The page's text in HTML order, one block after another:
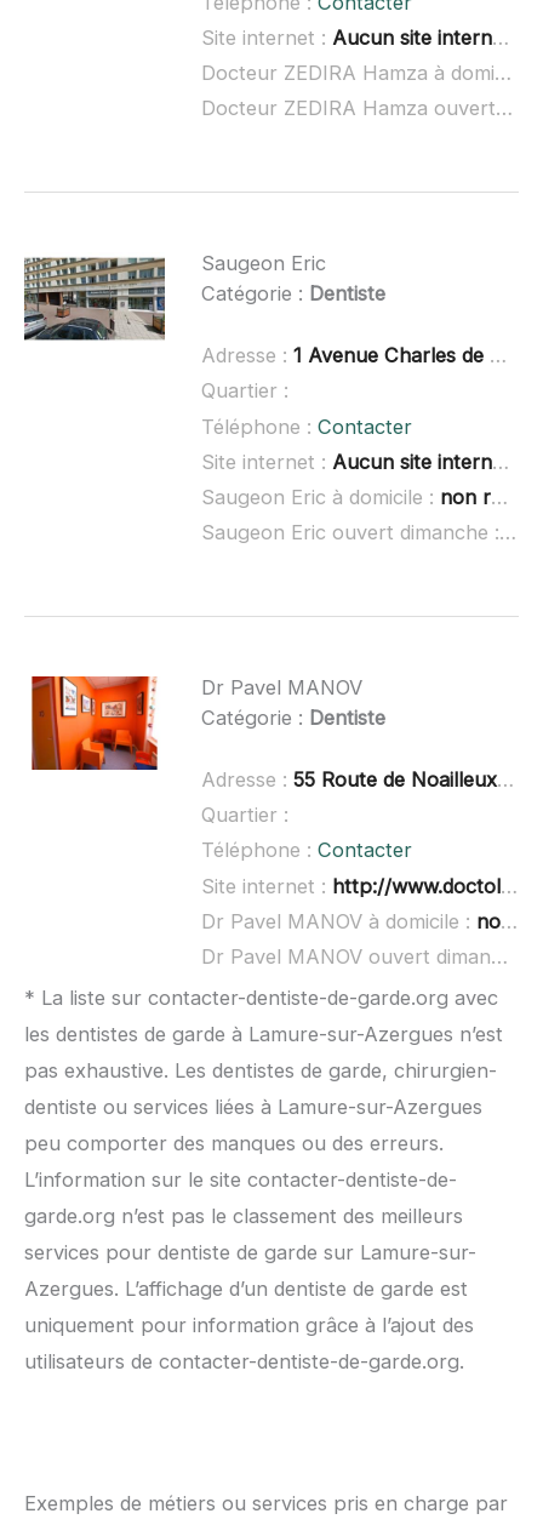
Site internet : Aucun site internet connu
Docteur ZEDIRA Hamza à domicile :
Docteur ZEDIRA Hamza ouvert dimanche :
Saugeon Eric
Catégorie : Dentiste
Adresse : 1 Avenue Charles de Gaulle, 69170 Tarare
Quartier :
Téléphone : Contacter
Site internet : Aucun site internet connu
Saugeon Eric à domicile : non renseigné
Saugeon Eric ouvert dimanche :
Dr Pavel MANOV
Catégorie : Dentiste
Adresse : 55 Route de Noailleux, 69270 Cailloux-sur-Fontaines
Quartier :
Téléphone : Contacter
Site internet : http://www.doctolib.fr/dentiste/cailloux-sur-fontaines/pavel-manov
Dr Pavel MANOV à domicile : non renseigné
Dr Pavel MANOV ouvert dimanche :
* La liste sur contacter-dentiste-de-garde.org avec
les dentistes de garde à Lamure-sur-Azergues n’est
pas exhaustive. Les dentistes de garde, chirurgien-
dentiste ou services liées à Lamure-sur-Azergues
peu comporter des manques ou des erreurs.
L’information sur le site contacter-dentiste-de-
garde.org n’est pas le classement des meilleurs
services pour dentiste de garde sur Lamure-sur-
Azergues. L’affichage d’un dentiste de garde est
uniquement pour information grâce à l’ajout des
utilisateurs de contacter-dentiste-de-garde.org.
Exemples de métiers ou services pris en charge par